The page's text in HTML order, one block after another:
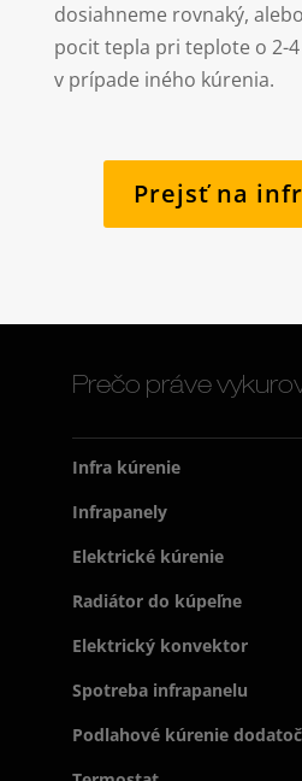
dosiahneme rovnaký,
pocit tepla pri teplote o 2-4
v prípade iného kúrenia.
Prejsť na
Prečo práve
Infra kúrenie
Infrapanely
Elektrické kúrenie
Radiátor do kúpeľne
Elektrický konvektor
Spotreba infrapanelu
Podlahové kúrenie